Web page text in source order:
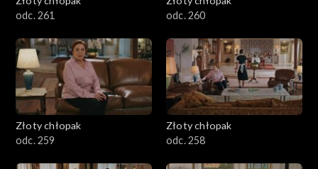
odc. 261
odc. 260
Złoty chłopak
odc. 259
Złoty chłopak
odc. 258